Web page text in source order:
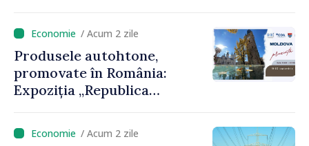
/ Acum 2 zile
Produsele autohtone,
promovate în România:
Expoziția „Republica
organizată la Baia Mare
/ Acum 2 zile